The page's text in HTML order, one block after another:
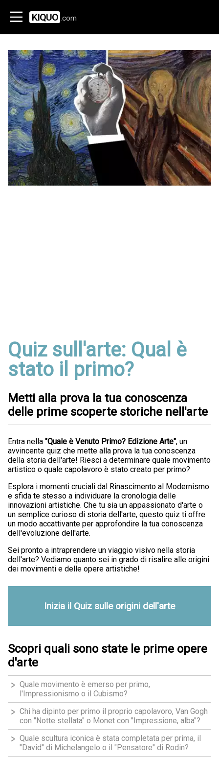
KIQUO .com
Quiz sull'arte: Qual è
stato il primo?
Metti alla prova la tua conoscenza
delle prime scoperte storiche nell'arte
Entra nella "Quale è Venuto Primo? Edizione Arte", un
avvincente quiz che mette alla prova la tua conoscenza
della storia dell'arte! Riesci a determinare quale movimento
artistico o quale capolavoro è stato creato per primo?
Esplora i momenti cruciali dal Rinascimento al Modernismo
e sfida te stesso a individuare la cronologia delle
innovazioni artistiche. Che tu sia un appassionato d'arte o
un semplice curioso di storia dell'arte, questo quiz ti offre
un modo accattivante per approfondire la tua conoscenza
dell'evoluzione dell'arte.
Sei pronto a intraprendere un viaggio visivo nella storia
dell'arte? Vediamo quanto sei in grado di risalire alle origini
dei movimenti e delle opere artistiche!
Inizia il Quiz sulle origini dell'arte
Scopri quali sono state le prime opere
d'arte
Quale movimento è emerso per primo,
l'Impressionismo o il Cubismo?
Chi ha dipinto per primo il proprio capolavoro, Van Gogh
con "Notte stellata" o Monet con "Impressione, alba"?
Quale scultura iconica è stata completata per prima, il
"David" di Michelangelo o il "Pensatore" di Rodin?